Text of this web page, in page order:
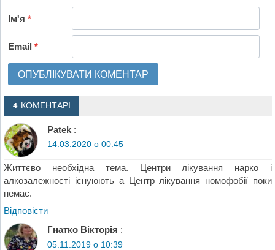
Ім'я*
Email*
4 КОМЕНТАРІ
Patek :
14.03.2020 о 00:45
Життєво необхідна тема. Центри лікування нарко і
алкозалежності існуюють а Центр лікування номофобії поки
немає.
Відповіcти
Гнатко Вікторія :
05.11.2019 о 10:39